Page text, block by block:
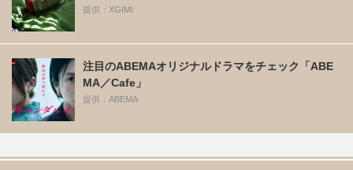
提供：XGIMI
注目のABEMAオリジナルドラマをチェック「ABE
MA／Cafe」
提供：ABEMA